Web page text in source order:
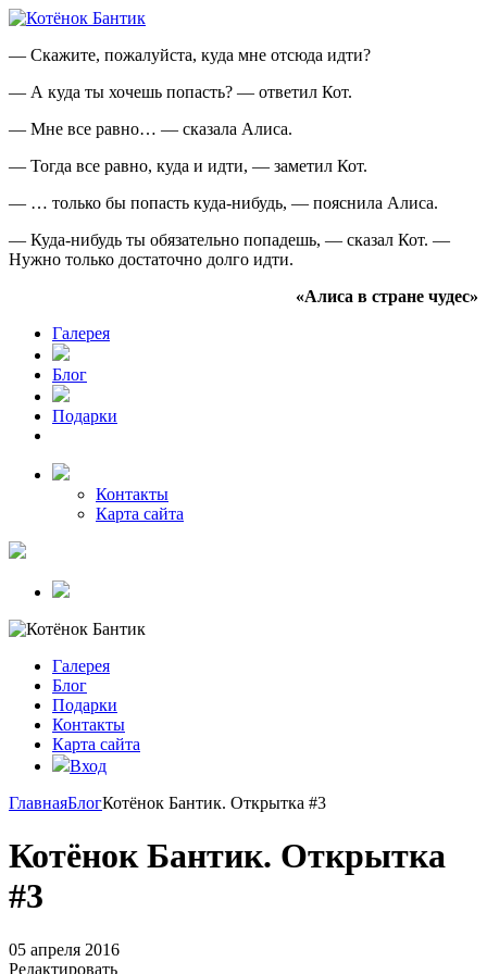
— Скажите, пожалуйста, куда мне отсюда идти?
— А куда ты хочешь попасть? — ответил Кот.
— Мне все равно… — сказала Алиса.
— Тогда все равно, куда и идти, — заметил Кот.
— … только бы попасть куда-нибудь, — пояснила Алиса.
— Куда-нибудь ты обязательно попадешь, — сказал Кот. —
Нужно только достаточно долго идти.
«Алиса в стране чудес»
Галерея
Блог
Подарки
Контакты
Карта сайта
Галерея
Блог
Подарки
Контакты
Карта сайта
Вход
ГлавнаяБлогКотёнок Бантик. Открытка #3
Котёнок Бантик. Открытка
#3
05 апреля 2016
Редактировать